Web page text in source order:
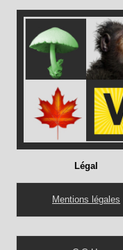
Légal
Mentions légales